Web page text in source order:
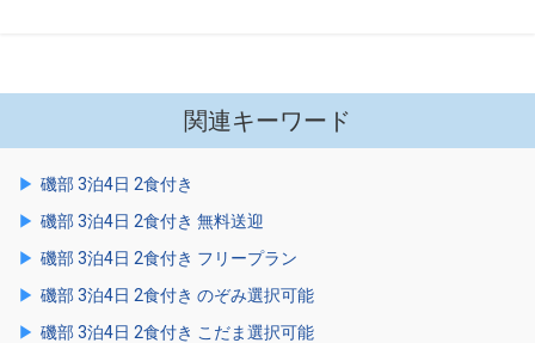
関連キーワード
磯部 3泊4日 2食付き
磯部 3泊4日 2食付き 無料送迎
磯部 3泊4日 2食付き フリープラン
磯部 3泊4日 2食付き のぞみ選択可能
磯部 3泊4日 2食付き こだま選択可能